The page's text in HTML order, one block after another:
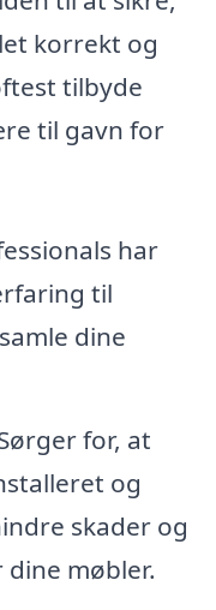
korrekt og
tilbyde
til gavn for
har
til
dine
for, at
og
skader og
møbler.